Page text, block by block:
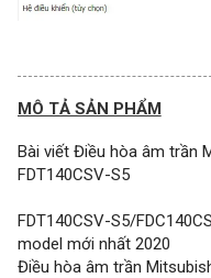
MÔ TẢ SẢN PHẨM
Bài viết Điều hòa âm trần
FDT140CSV-S5
FDT140CSV-S5/
model mới nhất 2020
Điều hòa âm trần